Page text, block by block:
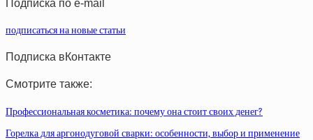
Подписка по e-mail
подписаться на новые статьи
Подписка вКонтакте
Смотрите также:
Профессиональная косметика: почему она стоит своих денег?
Горелка для аргонодуговой сварки: особенности, выбор и применение